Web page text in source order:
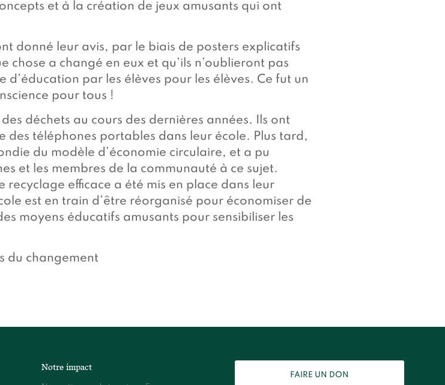
et à la création de jeux amusants qui ont
donné leur avis, par le biais de posters explicatifs
chose a changé en eux et qu’ils n’oublieront pas
par les élèves pour les élèves. Ce fut un
pour tous !
déchets au cours des dernières années. Ils ont
des téléphones portables dans leur école. Plus tard,
du modèle d’économie circulaire, et a pu
et les membres de la communauté à ce sujet.
efficace a été mis en place dans leur
est en train d’être réorganisé pour économiser de
moyens éducatifs amusants pour sensibiliser les
du changement
Notre impact
FAIRE UN DON